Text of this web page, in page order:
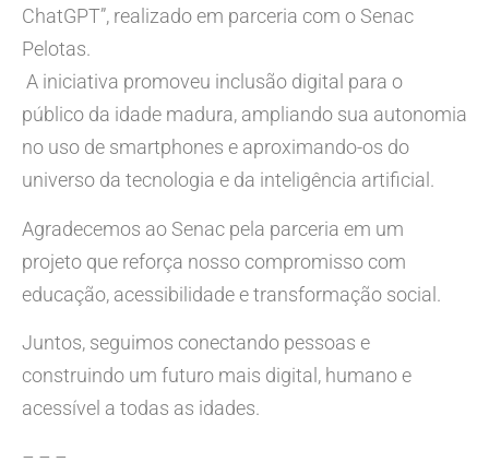
ChatGPT”, realizado em parceria com o Senac
Pelotas.
A iniciativa promoveu inclusão digital para o
público da idade madura, ampliando sua autonomia
no uso de smartphones e aproximando-os do
universo da tecnologia e da inteligência artificial.
Agradecemos ao Senac pela parceria em um
projeto que reforça nosso compromisso com
educação, acessibilidade e transformação social.
Juntos, seguimos conectando pessoas e
construindo um futuro mais digital, humano e
acessível a todas as idades.
– – –